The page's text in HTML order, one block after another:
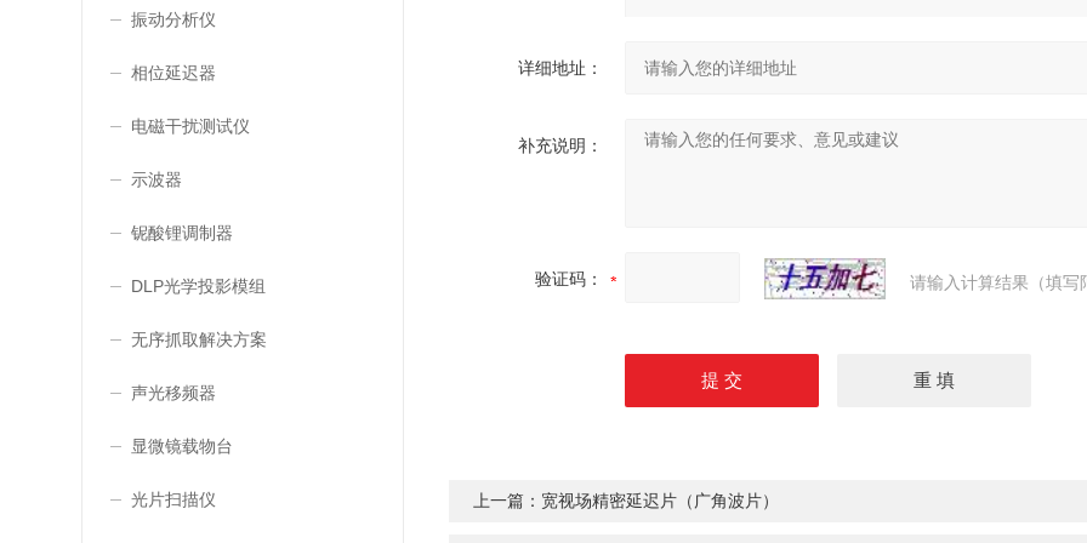
振动分析仪
相位延迟器
电磁干扰测试仪
示波器
铌酸锂调制器
DLP光学投影模组
无序抓取解决方案
声光移频器
显微镜载物台
光片扫描仪
详细地址：
补充说明：
验证码： 请输入计算结果（填写
上一篇： 宽视场精密延迟片（广角波片）